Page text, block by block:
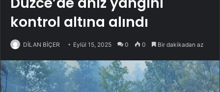
kontrol altına alındı
DİLAN BİÇER Eylül 15, 2025 0 0 Bir dakikadan az